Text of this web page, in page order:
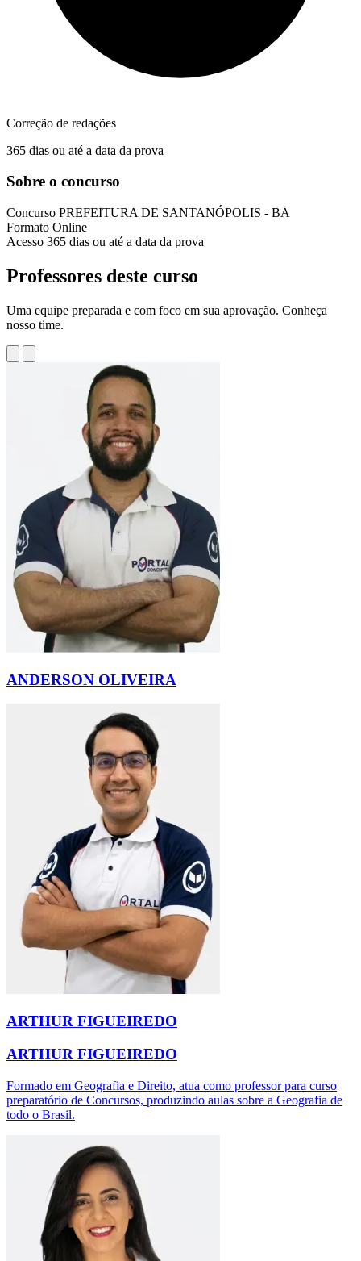
Correção de redações
365 dias ou até a data da prova
Sobre o concurso
Concurso PREFEITURA DE SANTANÓPOLIS - BA
Formato Online
Acesso 365 dias ou até a data da prova
Professores deste curso
Uma equipe preparada e com foco em sua aprovação. Conheça
nosso time.
ANDERSON OLIVEIRA
ARTHUR FIGUEIREDO
ARTHUR FIGUEIREDO
Formado em Geografia e Direito, atua como professor para curso
preparatório de Concursos, produzindo aulas sobre a Geografia de
todo o Brasil.